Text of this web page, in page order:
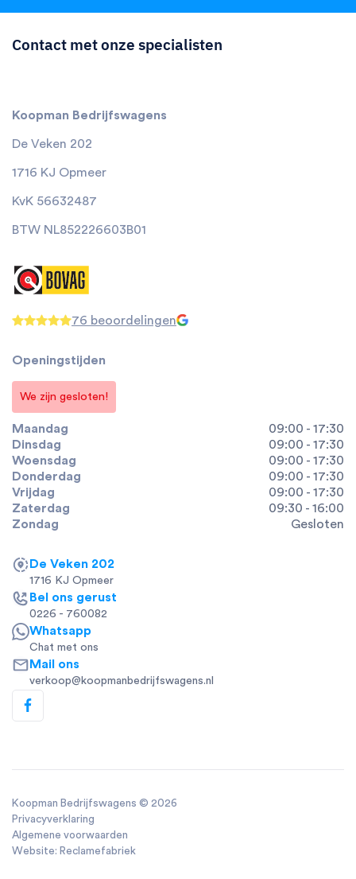
Contact met onze specialisten
Koopman Bedrijfswagens
De Veken 202
1716 KJ Opmeer
KvK 56632487
BTW NL852226603B01
76 beoordelingen
Openingstijden
We zijn gesloten!
Maandag
09:00 - 17:30
Dinsdag
09:00 - 17:30
Woensdag
09:00 - 17:30
Donderdag
09:00 - 17:30
Vrijdag
09:00 - 17:30
Zaterdag
09:30 - 16:00
Zondag
Gesloten
De Veken 202
1716 KJ Opmeer
Bel ons gerust
0226 - 760082
Whatsapp
Chat met ons
Mail ons
verkoop@koopmanbedrijfswagens.nl
Koopman Bedrijfswagens © 2026
Privacyverklaring
Algemene voorwaarden
Website: Reclamefabriek